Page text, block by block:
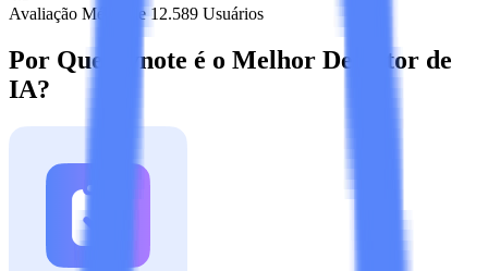
Avaliação Média de 12.589 Usuários
Por Que Lynote é o Melhor Detector de
IA?